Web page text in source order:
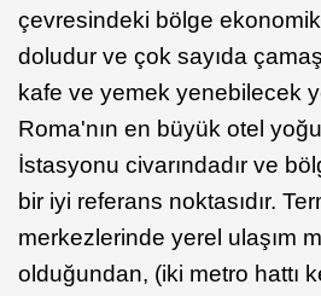
çevresindeki bölge
doludur ve çok sayıda
kafe ve yemek yenebilecek
Roma'nın en büyük otel
İstasyonu civarındadır ve
bir iyi referans noktasıdır.
merkezlerinde yerel ulaşım
olduğundan, (iki metro hattı